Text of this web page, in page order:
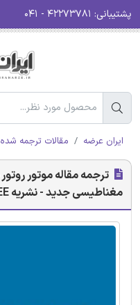
پشتیبانی:
ایران عرضه مقالات ترجمه
ترجمه مقاله موتور
مغناطیسی جدید - نشریه IEEE